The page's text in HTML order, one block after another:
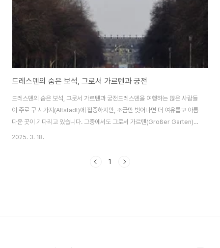
드레스덴의 숨은 보석, 그로서 가르텐과 궁전
드레스덴의 숨은 보석, 그로서 가르텐과 궁전드레스덴을 여행하는 많은 사람들
이 주로 구 시가지(Altstadt)에 집중하지만, 조금만 벗어나면 더 여유롭고 아름
다운 곳이 기다리고 있습니다. 그중에서도 그로서 가르텐(Großer Garten)
과 그 안에 자리한 그랜드 가든 궁전(Großes Garten Palais)은 꼭 방문할
보다 금방 도착할 수 있었습니다. 트램을 이용하면 더욱 쉽게 접근이 가능할 거
2025. 3. 18.
1